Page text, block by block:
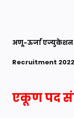
अणू-ऊर्जा एज्युकेशन
Recruitment 2022
एकूण पद